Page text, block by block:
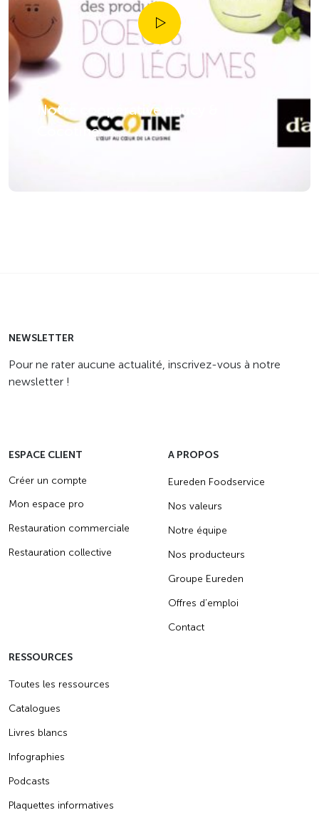
Notre coopérative daucy &
Cocotine
NEWSLETTER
Pour ne rater aucune actualité, inscrivez-vous à notre
newsletter !
ESPACE CLIENT
Créer un compte
Mon espace pro
Restauration commerciale
Restauration collective
A PROPOS
Eureden Foodservice
Nos valeurs
Notre équipe
Nos producteurs
Groupe Eureden
Offres d’emploi
Contact
RESSOURCES
Toutes les ressources
Catalogues
Livres blancs
Infographies
Podcasts
Plaquettes informatives